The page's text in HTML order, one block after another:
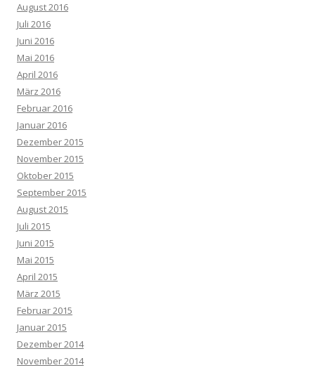
August 2016
Juli 2016
Juni 2016
Mai 2016
April 2016
März 2016
Februar 2016
Januar 2016
Dezember 2015
November 2015
Oktober 2015
September 2015
August 2015
Juli 2015
Juni 2015
Mai 2015
April 2015
März 2015
Februar 2015
Januar 2015
Dezember 2014
November 2014